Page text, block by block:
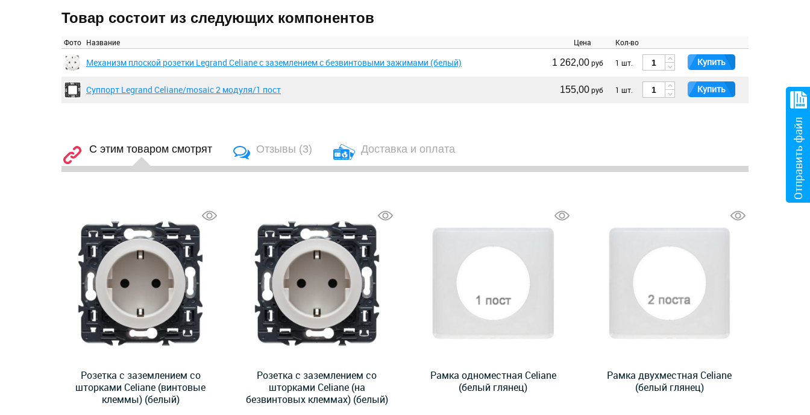
Товар состоит из следующих компонентов
Фото Название Цена Кол-во
Механизм плоской розетки Legrand Celiane с заземлением с безвинтовыми зажимами (белый) 1 262,00руб 1 шт. Купить
Суппорт Legrand Celiane/mosaic 2 модуля/1 пост 155,00руб 1 шт. Купить
С этим товаром смотрят Отзывы (3) Доставка и оплата
Розетка с заземлением со
шторками Celiane (винтовые
клеммы) (белый)
Розетка с заземлением со
шторками Celiane (на
безвинтовых клеммах) (белый)
Рамка одноместная Celiane
(белый глянец)
Рамка двухместная Celiane
(белый глянец)
Отправить файл